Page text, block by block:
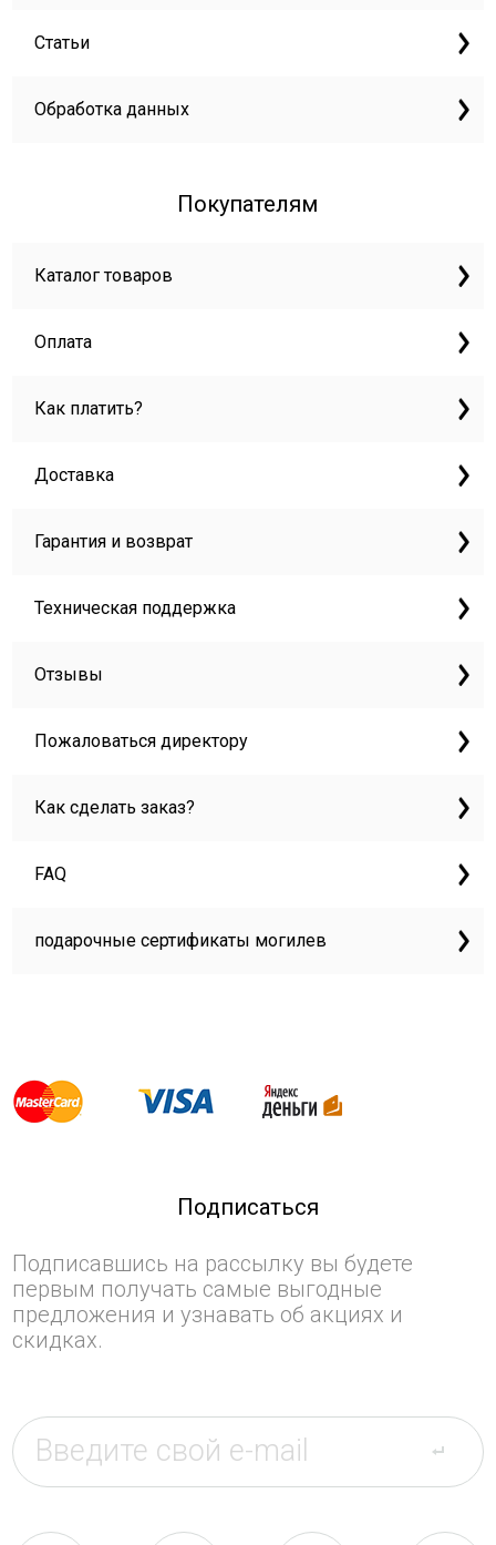
Статьи
Обработка данных
Покупателям
Каталог товаров
Оплата
Как платить?
Доставка
Гарантия и возврат
Техническая поддержка
Отзывы
Пожаловаться директору
Как сделать заказ?
FAQ
подарочные сертификаты могилев
Подписаться
Подписавшись на рассылку вы будете
первым получать самые выгодные
предложения и узнавать об акциях и
скидках.